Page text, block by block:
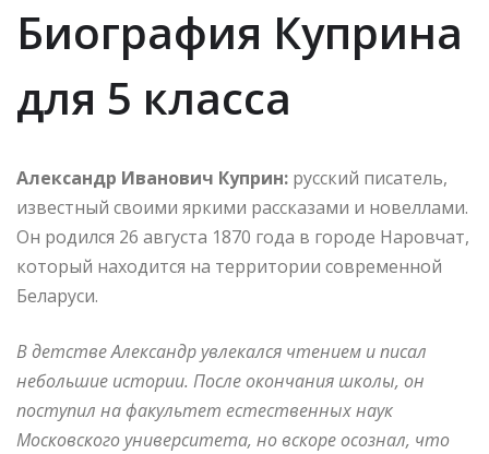
Биография Куприна
для 5 класса
Александр Иванович Куприн: русский писатель,
известный своими яркими рассказами и новеллами.
Он родился 26 августа 1870 года в городе Наровчат,
который находится на территории современной
Беларуси.
В детстве Александр увлекался чтением и писал
небольшие истории. После окончания школы, он
поступил на факультет естественных наук
Московского университета, но вскоре осознал, что